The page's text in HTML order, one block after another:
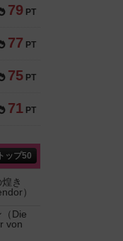
79 PT
77 PT
75 PT
71 PT
トップ50